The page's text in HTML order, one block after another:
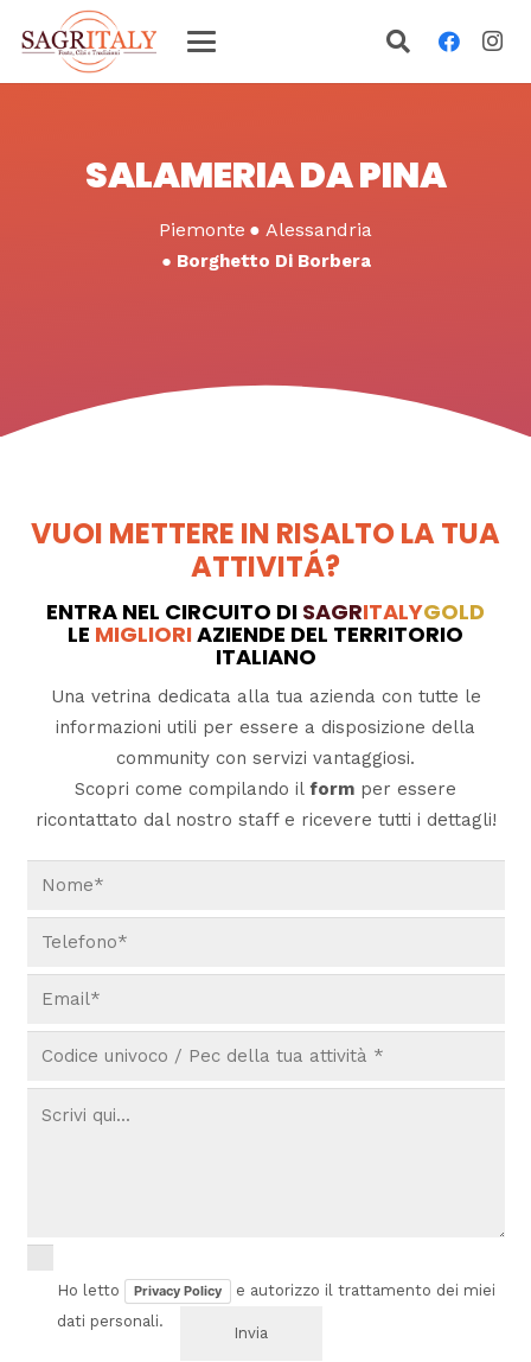
SALAMERIA DA PINA
Piemonte ● Alessandria
● Borghetto Di Borbera
VUOI METTERE IN RISALTO LA TUA
ATTIVITÁ?
ENTRA NEL CIRCUITO DI SAGRITALYGOLD
LE MIGLIORIAZIENDE DEL TERRITORIO
ITALIANO
Una vetrina dedicata alla tua azienda con tutte le
informazioni utili per essere a disposizione della
community con servizi vantaggiosi.
Scopri come compilando il form per essere
ricontattato dal nostro staff e ricevere tutti i dettagli!
Ho letto Privacy Policy
e autorizzo il trattamento dei miei
dati personali.